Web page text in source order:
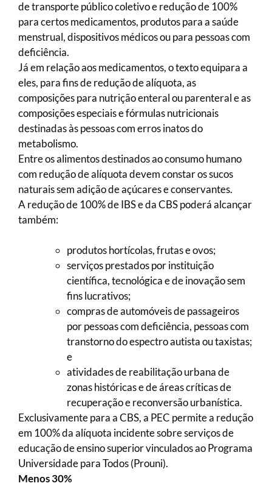
de transporte público coletivo e redução de 100%
para certos medicamentos, produtos para a saúde
menstrual, dispositivos médicos ou para pessoas com
deficiência.
Já em relação aos medicamentos, o texto equipara a
eles, para fins de redução de alíquota, as
composições para nutrição enteral ou parenteral e as
composições especiais e fórmulas nutricionais
destinadas às pessoas com erros inatos do
metabolismo.
Entre os alimentos destinados ao consumo humano
com redução de alíquota devem constar os sucos
naturais sem adição de açúcares e conservantes.
A redução de 100% de IBS e da CBS poderá alcançar
também:
produtos hortícolas, frutas e ovos;
serviços prestados por instituição
científica, tecnológica e de inovação sem
fins lucrativos;
compras de automóveis de passageiros
por pessoas com deficiência, pessoas com
transtorno do espectro autista ou taxistas;
e
atividades de reabilitação urbana de
zonas históricas e de áreas críticas de
recuperação e reconversão urbanística.
Exclusivamente para a CBS, a PEC permite a redução
em 100% da alíquota incidente sobre serviços de
educação de ensino superior vinculados ao Programa
Universidade para Todos (Prouni).
Menos 30%